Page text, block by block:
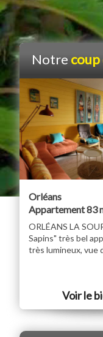
Notre
Orléans
Appartement 83
ORLÉANS LA
Sapins" très bel
très lumineux, vue
Voir le